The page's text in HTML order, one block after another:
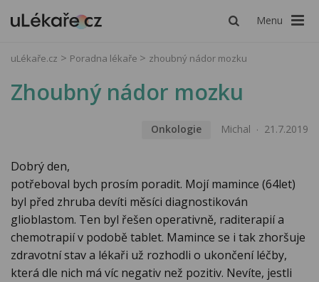
Menu
uLékaře.cz Poradna lékaře zhoubný nádor mozku
Zhoubný nádor mozku
Onkologie Michal 21.7.2019
Dobrý den,
potřeboval bych prosím poradit. Mojí mamince (64let)
byl před zhruba devíti měsíci diagnostikován
glioblastom. Ten byl řešen operativně, raditerapií a
chemotrapií v podobě tablet. Mamince se i tak zhoršuje
zdravotní stav a lékaři už rozhodli o ukončení léčby,
která dle nich má víc negativ než pozitiv. Nevíte, jestli